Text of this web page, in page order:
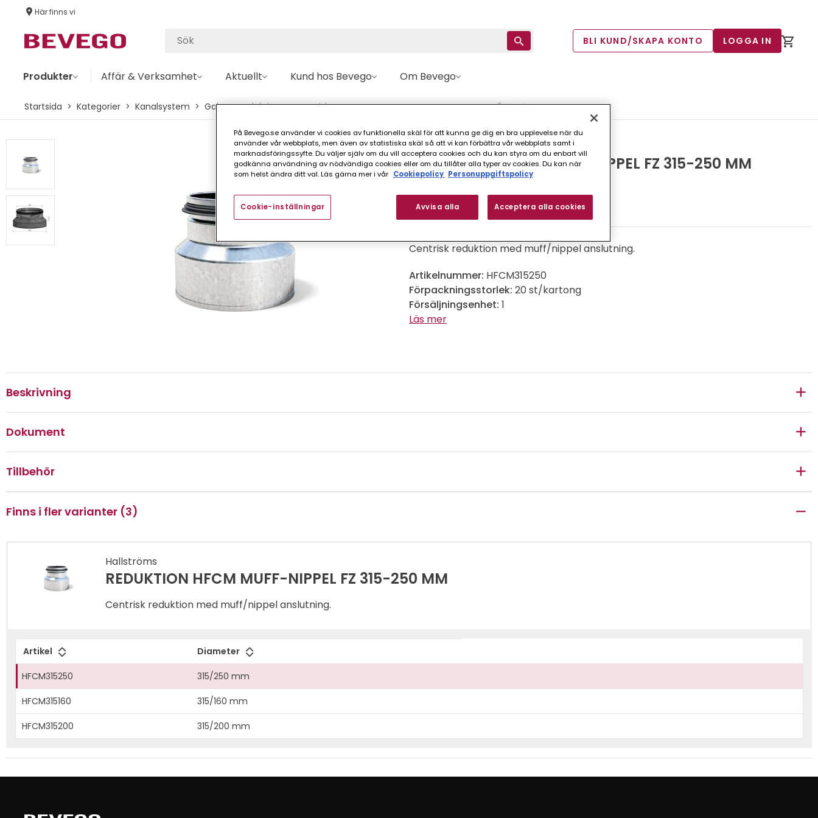
Här finns vi
BLI KUND/SKAPA KONTO LOGGA IN
Produkter Affär & Verksamhet Aktuellt Kund hos Bevego Om Bevego
Startsida Kategorier Kanalsystem Galv Reduktion Centrisk REDUKTION HFCM MUFF-NIPPEL FZ 315-250 MM
Hallströms
REDUKTION HFCM MUFF-NIPPEL FZ 315-250 MM
FINNS I FLER VARIANTER (3)
Centrisk reduktion med muff/nippel anslutning.
Artikelnummer: HFCM315250
Förpackningsstorlek: 20 st/kartong
Försäljningsenhet: 1
Läs mer
Beskrivning
Dokument
Tillbehör
Finns i fler varianter (3)
Hallströms
REDUKTION HFCM MUFF-NIPPEL FZ 315-250 MM
Centrisk reduktion med muff/nippel anslutning.
Artikel Diameter
HFCM315250 315/250 mm
HFCM315160 315/160 mm
HFCM315200 315/200 mm
På Bevego.se använder vi cookies av funktionella skäl för att kunna ge dig en bra upplevelse när du
använder vår webbplats, men även av statistiska skäl så att vi kan förbättra vår webbplats samt i
marknadsföringssyfte. Du väljer själv om du vill acceptera cookies och du kan styra om du enbart vill
godkänna användning av nödvändiga cookies eller om du tillåter alla typer av cookies. Du kan när
som helst ändra ditt val. Läs gärna mer i vår Cookiepolicy Personuppgiftspolicy
Avvisa alla Acceptera alla cookies
Cookie-inställningar